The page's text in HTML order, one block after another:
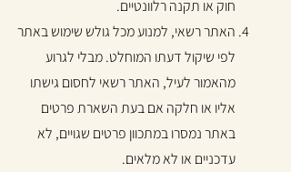
חוק או תקנה רלוונטיים.
האתר רשאי, למנוע מכל גולש שימוש באתר
לפי שיקול דעתו המוחלט. מבלי לגרוע
מהאמור לעיל, האתר רשאי לחסום גישתו
אליו או חלקה אם בעת השארת פרטים
באתר נמסרו במתכוון פרטים שגויים, לא
עדכניים או לא מלאים.